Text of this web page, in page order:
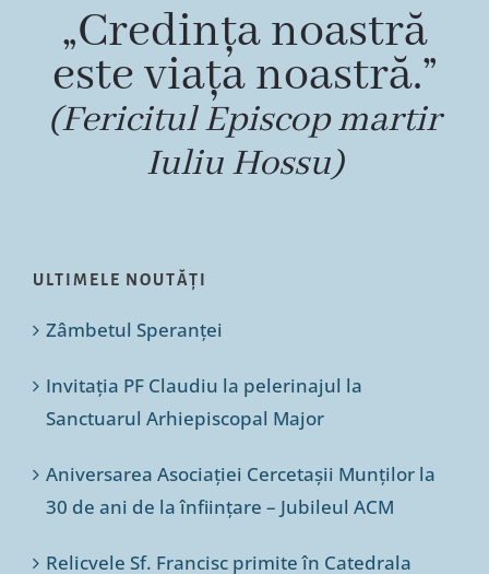
„Credința noastră
este viața noastră.”
(Fericitul Episcop martir
Iuliu Hossu)
ULTIMELE NOUTĂȚI
Zâmbetul Speranței
Invitația PF Claudiu la pelerinajul la
Sanctuarul Arhiepiscopal Major
Aniversarea Asociației Cercetașii Munților la
30 de ani de la înființare – Jubileul ACM
Relicvele Sf. Francisc primite în Catedrala